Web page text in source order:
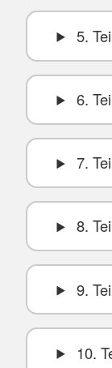
5.
6.
7.
8.
9.
10.